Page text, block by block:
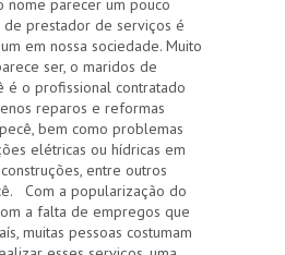
nome parecer um pouco
de prestador de serviços é
em nossa sociedade. Muito
ser, o maridos de
é o profissional contratado
reparos e reformas
bem como problemas
elétricas ou hídricas em
entre outros
Com a popularização do
a falta de empregos que
muitas pessoas costumam